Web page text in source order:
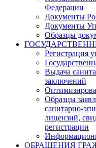
Федерации
Документы
Документы
Образцы
Регистрация
Выдача
заключений
Образцы
санитарно-
лицензий,
регистрации
ОБРАЩЕНИЯ